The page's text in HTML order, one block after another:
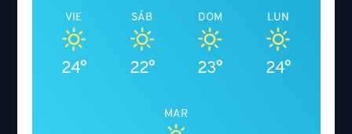
VIE
24°
SÁB
22°
DOM
23°
LUN
24°
MAR